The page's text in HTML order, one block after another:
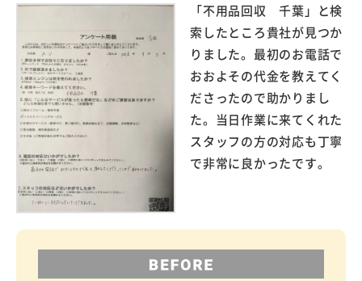
「不用品回収 千葉」と検
索したところ貴社が見つか
りました。最初のお電話で
おおよその代金を教えてく
ださったので助かりまし
た。当日作業に来てくれた
スタッフの方の対応も丁寧
で非常に良かったです。